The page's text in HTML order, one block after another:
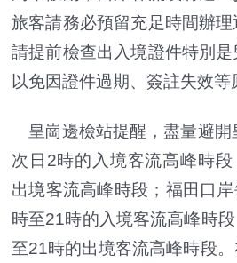
旅客請務必預留充足時間辦理
請提前檢查出入境證件特別是
以免因證件過期、簽註失效等
皇崗邊檢站提醒，盡量避開
次日2時的入境客流高峰時
出境客流高峰時段；福田口
時至21時的入境客流高峰時
至21時的出境客流高峰時段